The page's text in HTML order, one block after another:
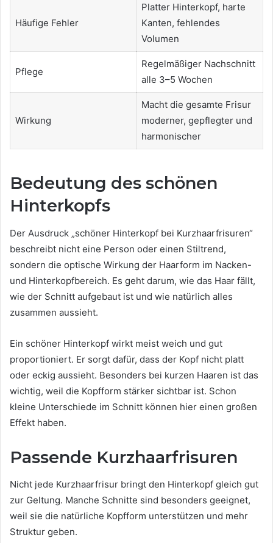
Häufige Fehler
Platter Hinterkopf, harte
Kanten, fehlendes
Volumen
Pflege
Regelmäßiger Nachschnitt
alle 3–5 Wochen
Wirkung
Macht die gesamte Frisur
moderner, gepflegter und
harmonischer
Bedeutung des schönen
Hinterkopfs
Der Ausdruck „schöner Hinterkopf bei Kurzhaarfrisuren“
beschreibt nicht eine Person oder einen Stiltrend,
sondern die optische Wirkung der Haarform im Nacken-
und Hinterkopfbereich. Es geht darum, wie das Haar fällt,
wie der Schnitt aufgebaut ist und wie natürlich alles
zusammen aussieht.
Ein schöner Hinterkopf wirkt meist weich und gut
proportioniert. Er sorgt dafür, dass der Kopf nicht platt
oder eckig aussieht. Besonders bei kurzen Haaren ist das
wichtig, weil die Kopfform stärker sichtbar ist. Schon
kleine Unterschiede im Schnitt können hier einen großen
Effekt haben.
Passende Kurzhaarfrisuren
Nicht jede Kurzhaarfrisur bringt den Hinterkopf gleich gut
zur Geltung. Manche Schnitte sind besonders geeignet,
weil sie die natürliche Kopfform unterstützen und mehr
Struktur geben.